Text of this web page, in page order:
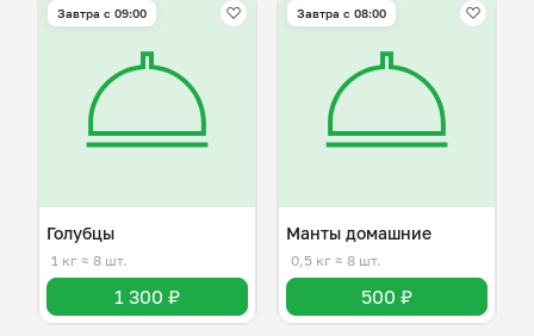
Завтра c 09:00
Голубцы
1 кг ≈ 8 шт.
1 300 ₽
Завтра c 08:00
Манты домашние
0,5 кг ≈ 8 шт.
500 ₽